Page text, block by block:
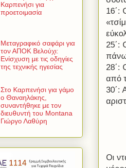
16΄:
25΄:
πάνω
28΄:
από
30΄:
Οι
Καρπενήσι για
προετοιμασία
Μεταγραφικό σαφάρι για
τον ΑΠΟΚ Βελούχι:
Ενίσχυση με τις οδηγίες
της τεχνικής ηγεσίας
Στο Καρπενήσι για γάμο
ο Θαναηλάκης,
συναντήθηκε με τον
διευθυντή του Montana
Γιώργο Λαθύρη